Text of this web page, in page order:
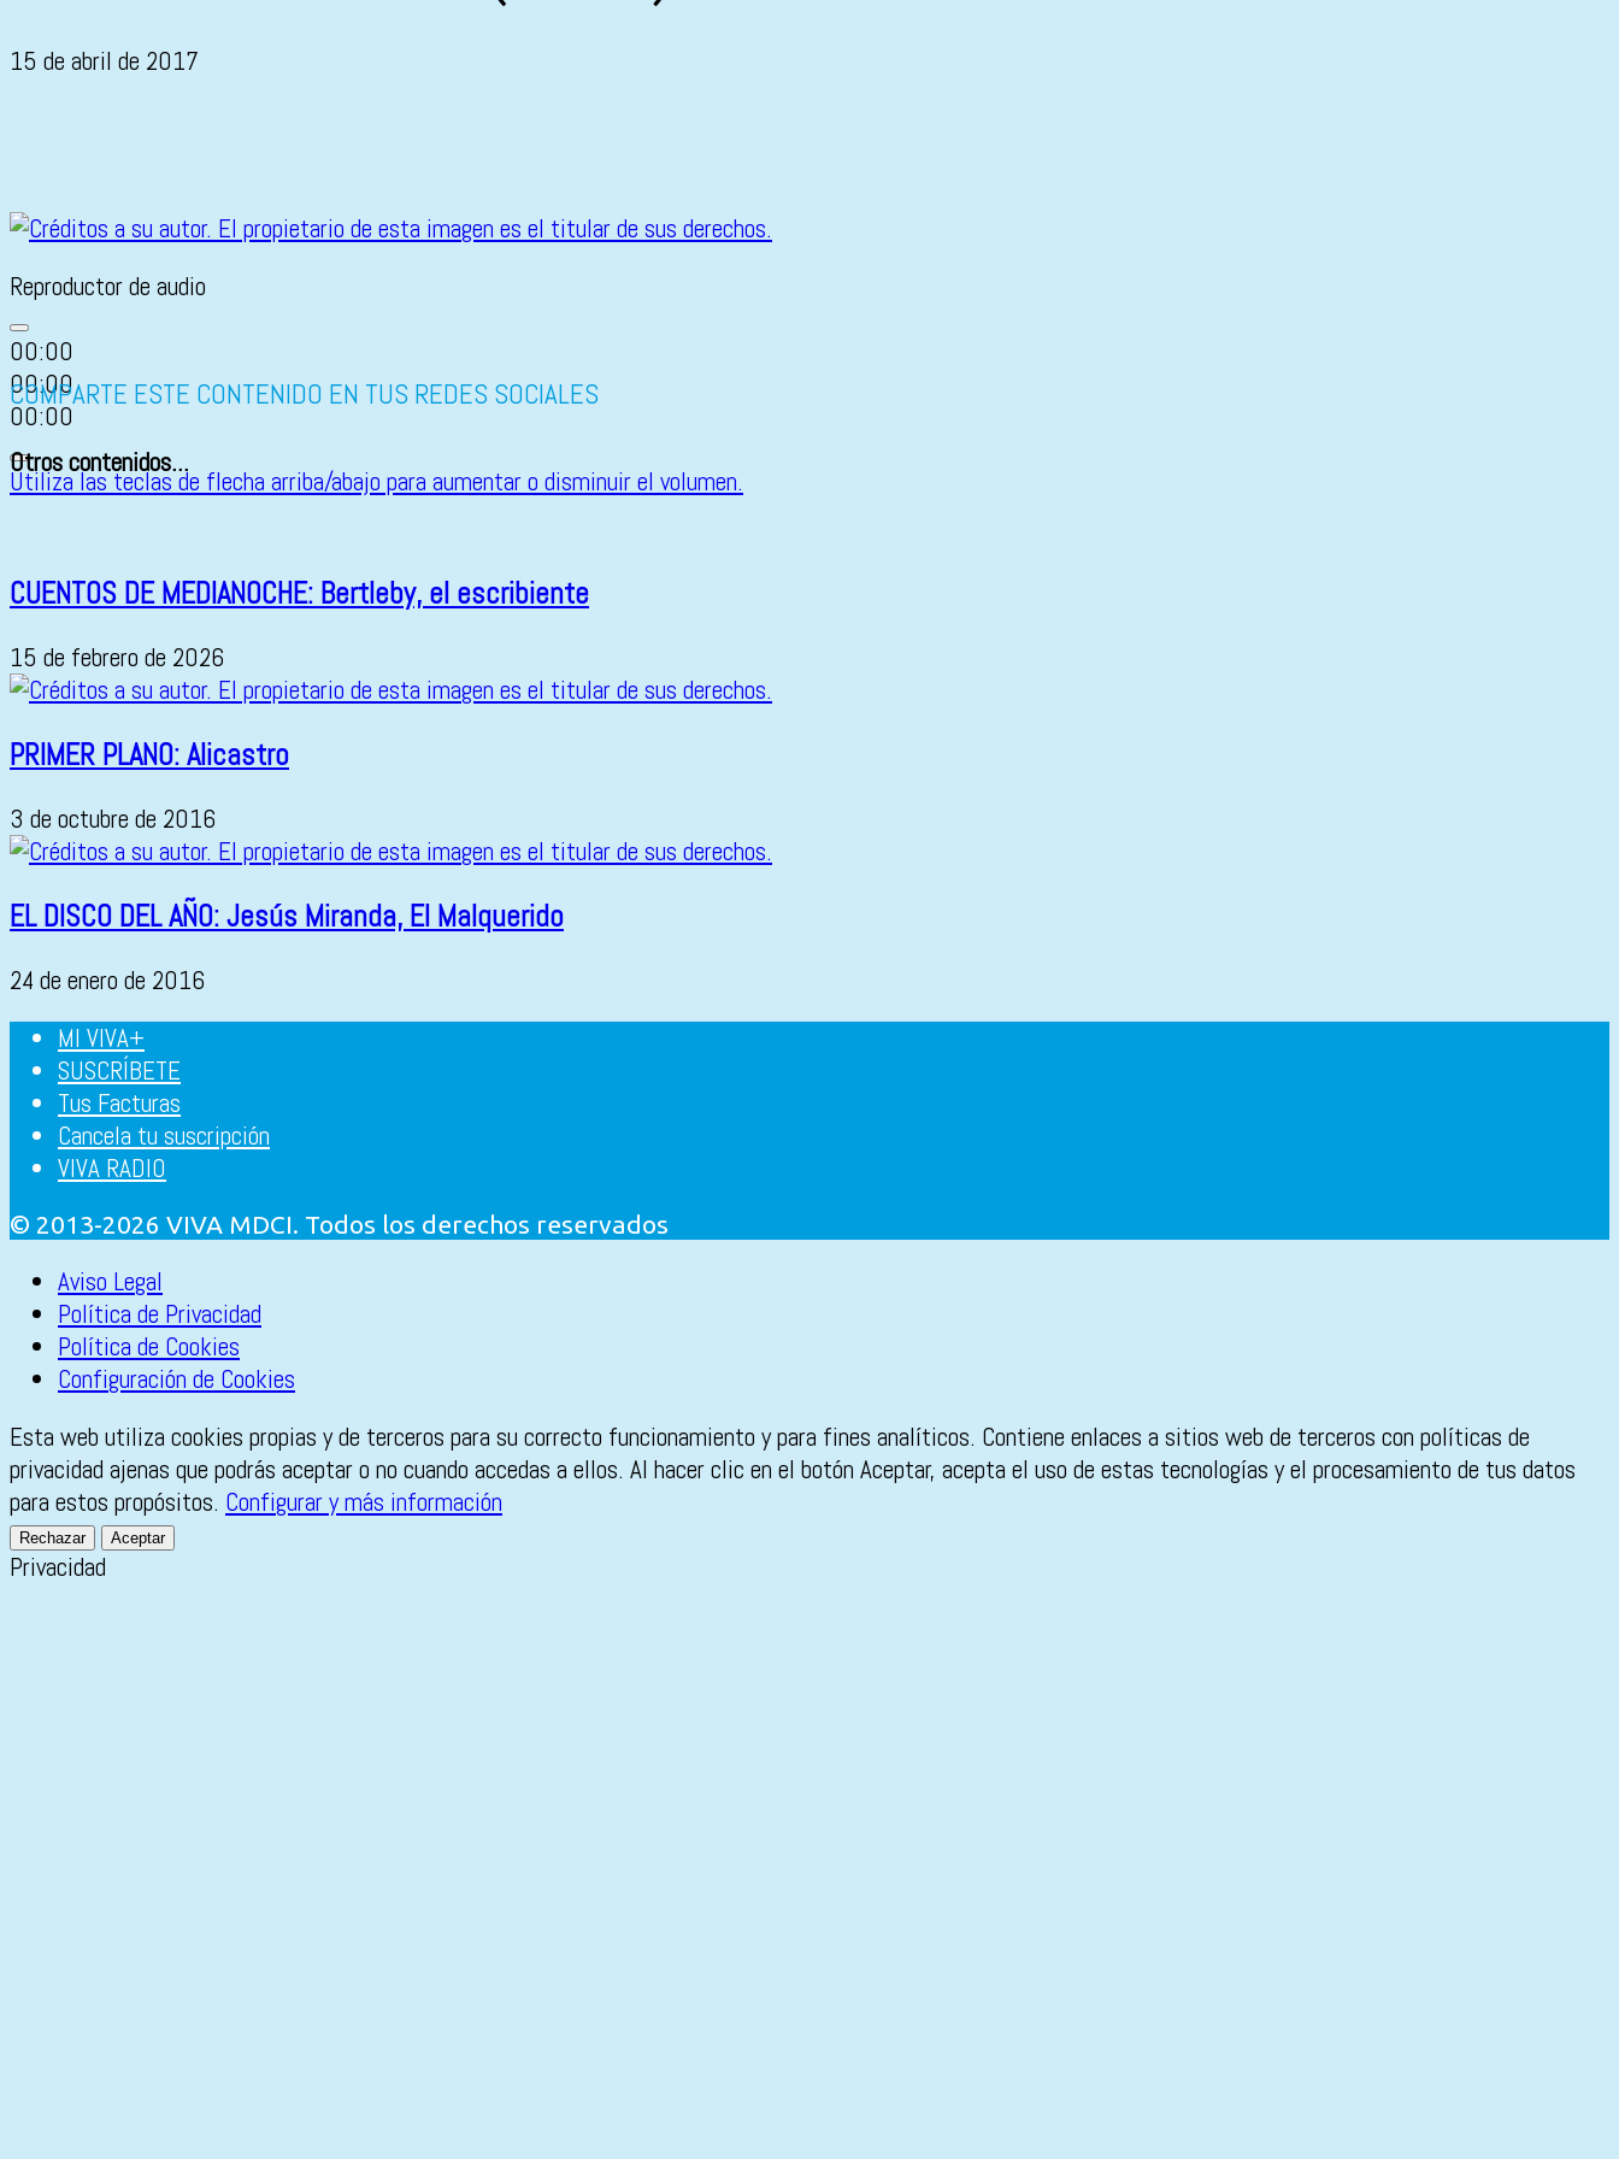
15 de abril de 2017
Reproductor de audio
00:00
00:00
00:00
Utiliza las teclas de flecha arriba/abajo para aumentar o disminuir el volumen.
COMPARTE ESTE CONTENIDO EN TUS REDES SOCIALES
Otros contenidos...
CUENTOS DE MEDIANOCHE: Bertleby, el escribiente
15 de febrero de 2026
PRIMER PLANO: Alicastro
3 de octubre de 2016
EL DISCO DEL AÑO: Jesús Miranda, El Malquerido
24 de enero de 2016
MI VIVA+
SUSCRÍBETE
Tus Facturas
Cancela tu suscripción
VIVA RADIO
© 2013-2026 VIVA MDCI. Todos los derechos reservados
Aviso Legal
Política de Privacidad
Política de Cookies
Configuración de Cookies
Esta web utiliza cookies propias y de terceros para su correcto funcionamiento y para fines analíticos. Contiene enlaces a sitios web de terceros con políticas de
privacidad ajenas que podrás aceptar o no cuando accedas a ellos. Al hacer clic en el botón Aceptar, acepta el uso de estas tecnologías y el procesamiento de tus datos
para estos propósitos. Configurar y más información
Rechazar Aceptar
Privacidad